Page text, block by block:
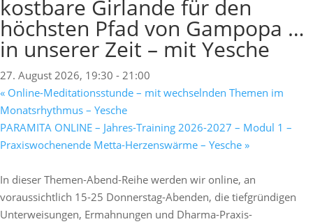
kostbare Girlande für den
höchsten Pfad von Gampopa …
in unserer Zeit – mit Yesche
27. August 2026, 19:30 - 21:00
« Online-Meditationsstunde – mit wechselnden Themen im
Monatsrhythmus – Yesche
PARAMITA ONLINE – Jahres-Training 2026-2027 – Modul 1 –
Praxiswochenende Metta-Herzenswärme – Yesche »
In dieser Themen-Abend-Reihe werden wir online, an
voraussichtlich 15-25 Donnerstag-Abenden, die tiefgründigen
Unterweisungen, Ermahnungen und Dharma-Praxis-